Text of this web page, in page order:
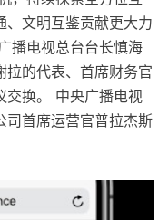
、文明互鉴贡献更大力
播电视总台台长慎海
拉的代表、首席财务官
交换。 中央广播电视
司首席运营官普拉杰斯